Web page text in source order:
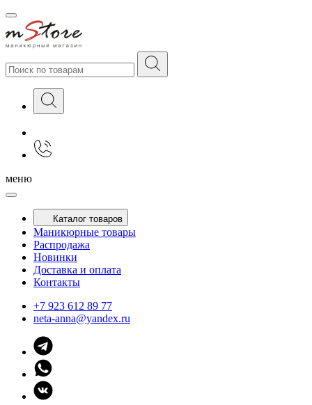
меню
Каталог товаров
Маникюрные товары
Распродажа
Новинки
Доставка и оплата
Контакты
+7 923 612 89 77
neta-anna@yandex.ru